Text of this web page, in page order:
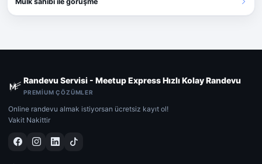
Randevu Servisi - Meetup Express Hızlı Kolay Randevu
PREMIUM ÇÖZÜMLER
Online randevu almak istiyorsan ücretsiz kayıt ol!
Vakit Nakittir